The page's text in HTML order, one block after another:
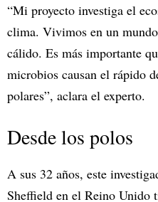
“Mi proyecto investiga el
clima. Vivimos en un
cálido. Es más importante
microbios causan el rápido
polares”, aclara el experto.
Desde los polos
A sus 32 años, este
Sheffield en el Reino Unido